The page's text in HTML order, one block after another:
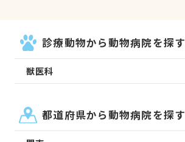
診療動物から動物病院を探す
獣医科
都道府県から動物病院を探す